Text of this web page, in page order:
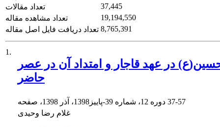
تعداد مقالات
37,445
تعداد مشاهده مقاله
19,194,550
تعداد دریافت فایل اصل مقاله 8,765,391
1.
در عهد قاجار و امتداد آن در عصر
حاضر
37-57
غلام رضا وحیدی